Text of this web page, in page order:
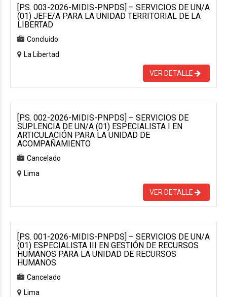
[P.S. 003-2026-MIDIS-PNPDS] – SERVICIOS DE UN/A
(01) JEFE/A PARA LA UNIDAD TERRITORIAL DE LA
LIBERTAD
Concluido
La Libertad
VER DETALLE
[P.S. 002-2026-MIDIS-PNPDS] – SERVICIOS DE
SUPLENCIA DE UN/A (01) ESPECIALISTA I EN
ARTICULACIÓN PARA LA UNIDAD DE
ACOMPAÑAMIENTO
Cancelado
Lima
VER DETALLE
[P.S. 001-2026-MIDIS-PNPDS] – SERVICIOS DE UN/A
(01) ESPECIALISTA III EN GESTIÓN DE RECURSOS
HUMANOS PARA LA UNIDAD DE RECURSOS
HUMANOS
Cancelado
Lima